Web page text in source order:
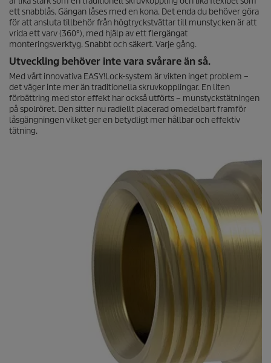
ett snabblås. Gängan låses med en kona. Det enda du behöver göra
för att ansluta tillbehör från högtryckstvättar till munstycken är att
vrida ett varv (360°), med hjälp av ett flergängat
monteringsverktyg. Snabbt och säkert. Varje gång.
Utveckling behöver inte vara svårare än så.
Med vårt innovativa EASY!Lock-system är vikten inget problem –
det väger inte mer än traditionella skruvkopplingar. En liten
förbättring med stor effekt har också utförts – munstyckstätningen
på spolröret. Den sitter nu radiellt placerad omedelbart framför
låsgängningen vilket ger en betydligt mer hållbar och effektiv
tätning.